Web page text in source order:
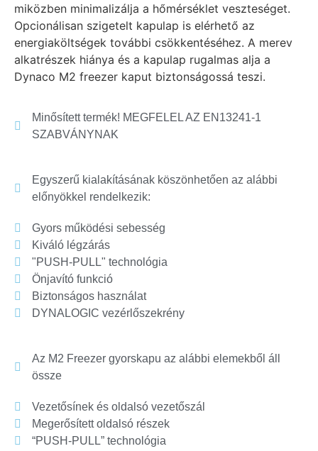
miközben minimalizálja a hőmérséklet veszteséget.
Opcionálisan szigetelt kapulap is elérhető az
energiaköltségek további csökkentéséhez. A merev
alkatrészek hiánya és a kapulap rugalmas alja a
Dynaco M2 freezer kaput biztonságossá teszi.
Minősített termék! MEGFELEL AZ EN13241-1
SZABVÁNYNAK
Az M2 Freezer gyorskapu az alábbi elemekből áll
össze
Vezetősínek és oldalsó vezetőszál
Megerősített oldalsó részek
“PUSH-PULL” technológia
Egyszerű kialakításának köszönhetően az alábbi
előnyökkel rendelkezik:
Gyors működési sebesség
Kiváló légzárás
"PUSH-PULL" technológia
Önjavító funkció
Biztonságos használat
DYNALOGIC vezérlőszekrény